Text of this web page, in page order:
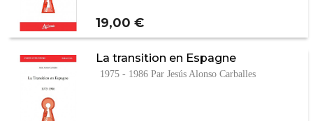
Prix
19,00 €
La transition en Espagne
1975 - 1986 Par Jesús Alonso Carballes